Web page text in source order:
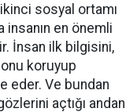
sosyal ortamı
insanın en önemli
İnsan ilk bilgisini,
koruyup
eder. Ve bundan
açtığı andan